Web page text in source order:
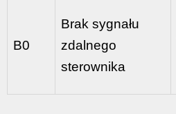
B0
Brak sygnału
zdalnego
sterownika